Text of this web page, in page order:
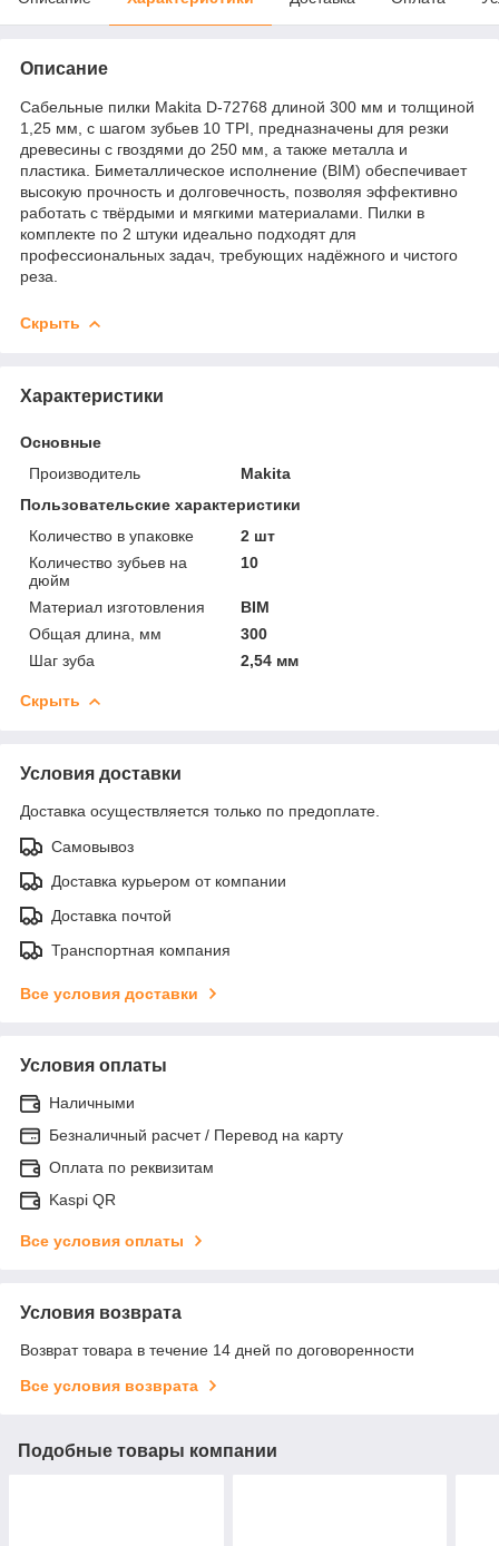
Описание
Сабельные пилки Makita D-72768 длиной 300 мм и толщиной
1,25 мм, с шагом зубьев 10 TPI, предназначены для резки
древесины с гвоздями до 250 мм, а также металла и
пластика. Биметаллическое исполнение (BIM) обеспечивает
высокую прочность и долговечность, позволяя эффективно
работать с твёрдыми и мягкими материалами. Пилки в
комплекте по 2 штуки идеально подходят для
профессиональных задач, требующих надёжного и чистого
реза.
Скрыть
Характеристики
Основные
Производитель
Makita
Пользовательские характеристики
Количество в упаковке
2 шт
Количество зубьев на
дюйм
10
Материал изготовления
BIM
Общая длина, мм
300
Шаг зуба
2,54 мм
Скрыть
Условия доставки
Доставка осуществляется только по предоплате.
Самовывоз
Доставка курьером от компании
Доставка почтой
Транспортная компания
Все условия доставки
Условия оплаты
Наличными
Безналичный расчет / Перевод на карту
Оплата по реквизитам
Kaspi QR
Все условия оплаты
Условия возврата
Возврат товара в течение 14 дней по договоренности
Все условия возврата
Подобные товары компании